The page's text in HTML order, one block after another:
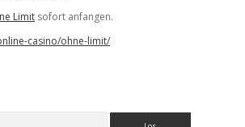
Limit sofort anfangen.
casino/ohne-limit/